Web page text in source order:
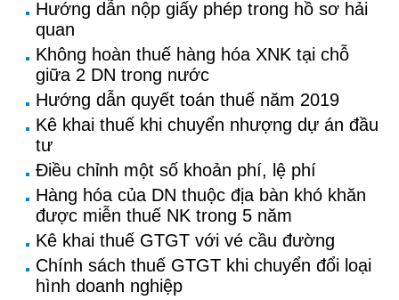
Hướng dẫn nộp giấy phép trong hồ sơ hải
quan
Không hoàn thuế hàng hóa XNK tại chỗ
giữa 2 DN trong nước
Hướng dẫn quyết toán thuế năm 2019
Kê khai thuế khi chuyển nhượng dự án đầu
tư
Điều chỉnh một số khoản phí, lệ phí
Hàng hóa của DN thuộc địa bàn khó khăn
được miễn thuế NK trong 5 năm
Kê khai thuế GTGT với vé cầu đường
Chính sách thuế GTGT khi chuyển đổi loại
hình doanh nghiệp